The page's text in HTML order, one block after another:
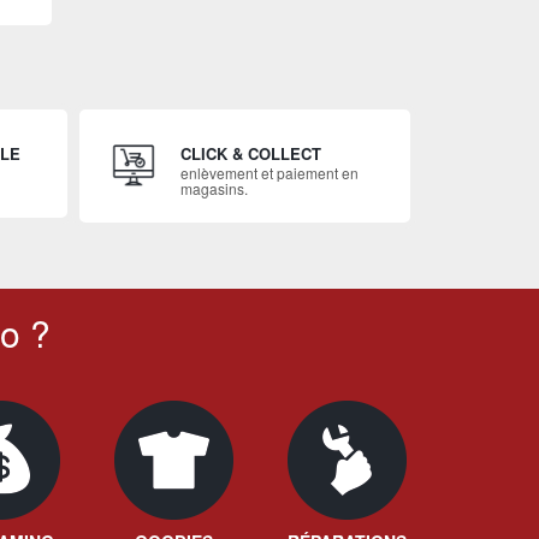
CLICK & COLLECT
enlèvement et paiement en
magasins.
?